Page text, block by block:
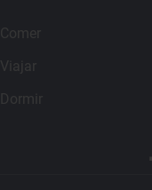
Comer
Viajar
Dormir